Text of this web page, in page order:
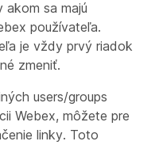
akom sa majú
používateľa.
je vždy prvý riadok
zmeniť.
users/groups
Webex, môžete pre
linky. Toto